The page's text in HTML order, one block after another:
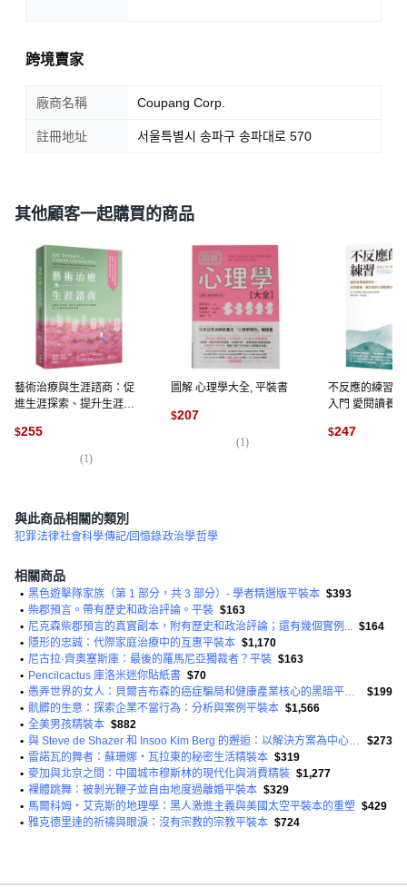
跨境賣家
廠商名稱 Coupang Corp.
註冊地址 서울특별시 송파구 송파대로 570
其他顧客一起購買的商品
藝術治療與生涯諮商：促
進生涯探索、提升生涯滿
涯發展創意策略, 平裝書
$255
(1)
圖解 心理學大全, 平裝書
$207
(1)
不反應的練習：
入門 愛閱讀養
$247
與此商品相關的類別
犯罪法律社會科學傳記/回憶錄政治學哲學
相關商品
• 黑色遊擊隊家族（第 1 部分，共 3 部分）- 學者精選版平裝本 $393
• 柴郡預言。帶有歷史和政治評論。平裝 $163
• 尼克森柴郡預言的真實副本，附有歷史和政治評論；還有幾個實例...
$164
• 隱形的忠誠：代際家庭治療中的互惠平裝本 $1,170
• 尼古拉·齊奧塞斯庫：最後的羅馬尼亞獨裁者？平裝 $163
• Pencilcactus 庫洛米迷你貼紙書 $70
•
$199
• 骯髒的生意：探索企業不當行為：分析與案例平裝本 $1,566
• 全美男孩精裝本 $882
•
$273
• 雷諾瓦的舞者：蘇珊娜‧瓦拉東的秘密生活精裝本 $319
• 麥加與北京之間：中國城市穆斯林的現代化與消費精裝 $1,277
• 裸體跳舞：被剝光鞭子並自由地度過離婚平裝本 $329
• 馬爾科姆‧艾克斯的地理學：黑人激進主義與美國太空平裝本的重塑 $429
• 雅克德里達的祈禱與眼淚：沒有宗教的宗教平裝本 $724